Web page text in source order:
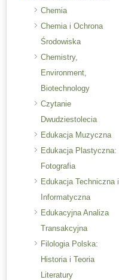
Chemia
Chemia i Ochrona
Środowiska
Chemistry,
Environment,
Biotechnology
Czytanie
Dwudziestolecia
Edukacja Muzyczna
Edukacja Plastyczna:
Fotografia
Edukacja Techniczna i
Informatyczna
Edukacyjna Analiza
Transakcyjna
Filologia Polska:
Historia i Teoria
Literatury